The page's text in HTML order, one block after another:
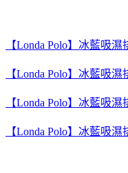
【Londa Polo】冰藍吸
【Londa Polo】冰藍吸
【Londa Polo】冰藍吸
【Londa Polo】冰藍吸